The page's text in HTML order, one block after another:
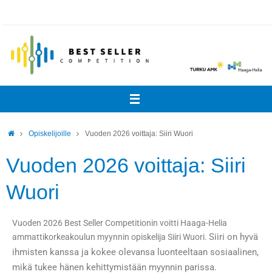
Opiskelijoille Vuoden 2026 voittaja: Siiri Wuori
Vuoden 2026 voittaja: Siiri
Wuori
Vuoden 2026 Best Seller Competitionin voitti Haaga-Helia
ammattikorkeakoulun myynnin opiskelija Siiri Wuori. Siiri on hyvä
ihmisten kanssa ja kokee olevansa luonteeltaan sosiaalinen,
mikä tukee hänen kehittymistään myynnin parissa.